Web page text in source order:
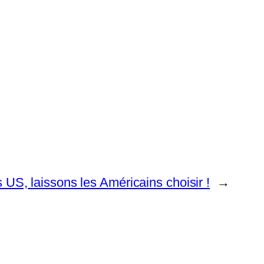
US, laissons les Américains choisir ! →